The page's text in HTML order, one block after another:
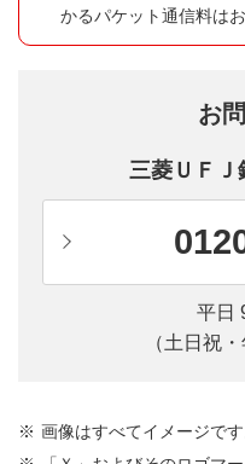
かるパケット通信料は
お
三菱ＵＦ
平日
（土日祝
画像はすべてイメージです